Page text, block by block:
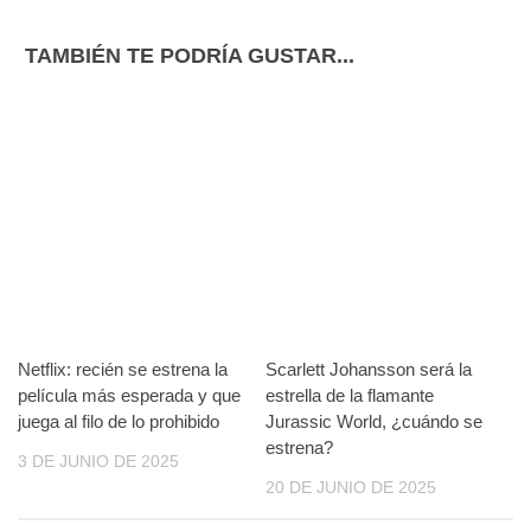
TAMBIÉN TE PODRÍA GUSTAR...
Netflix: recién se estrena la
película más esperada y que
juega al filo de lo prohibido
3 DE JUNIO DE 2025
Scarlett Johansson será la
estrella de la flamante
Jurassic World, ¿cuándo se
estrena?
20 DE JUNIO DE 2025